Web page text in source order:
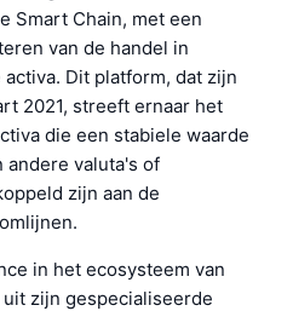
Smart Chain, met een
van de handel in
Dit platform, dat zijn
2021, streeft ernaar het
die een stabiele waarde
andere valuta's of
zijn aan de
in het ecosysteem van
zijn gespecialiseerde